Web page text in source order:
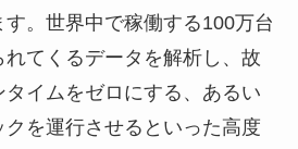
。世界中で稼働する100万台
れてくるデータを解析し、故
イムをゼロにする、あるい
を運行させるといった高度